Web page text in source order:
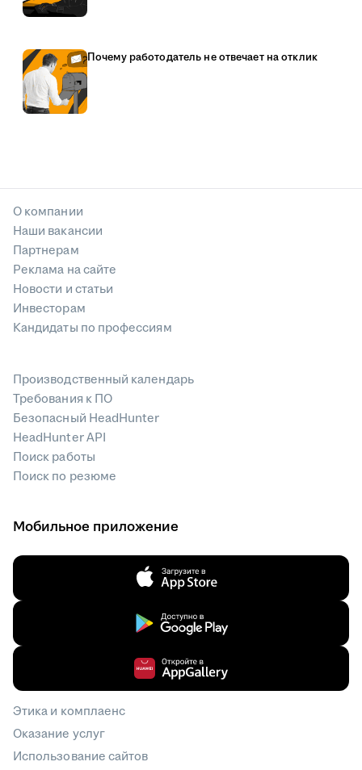
Почему работодатель не отвечает на отклик
О компании
Наши вакансии
Партнерам
Реклама на сайте
Новости и статьи
Инвесторам
Кандидаты по профессиям
Производственный календарь
Требования к ПО
Безопасный HeadHunter
HeadHunter API
Поиск работы
Поиск по резюме
Мобильное приложение
Этика и комплаенс
Оказание услуг
Использование сайтов